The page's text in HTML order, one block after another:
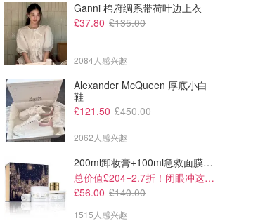
Ganni 棉府绸系带荷叶边上衣
£37.80 £135.00
2084人感兴趣
Alexander McQueen 厚底小白
鞋
£121.50 £450.00
2062人感兴趣
200ml卸妆膏+100ml急救面膜+面霜+洁颜布
总价值£204=2.7折！闭眼冲这套！
£56.00 £140.00
1515人感兴趣